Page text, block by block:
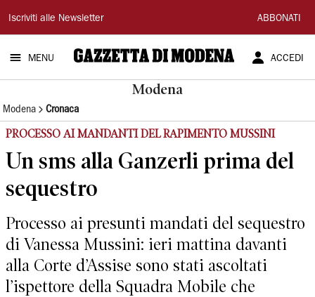
Gazzetta
di
Modena
Iscriviti alle Newsletter ABBONATI
MENU ACCEDI
Modena
Modena Cronaca
PROCESSO AI MANDANTI DEL RAPIMENTO MUSSINI
Un sms alla Ganzerli prima del
sequestro
Processo ai presunti mandati del sequestro
di Vanessa Mussini: ieri mattina davanti
alla Corte d’Assise sono stati ascoltati
l’ispettore della Squadra Mobile che